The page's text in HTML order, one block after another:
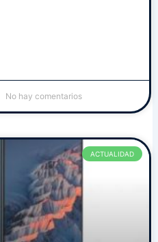
No hay comentarios
ACTUALIDAD